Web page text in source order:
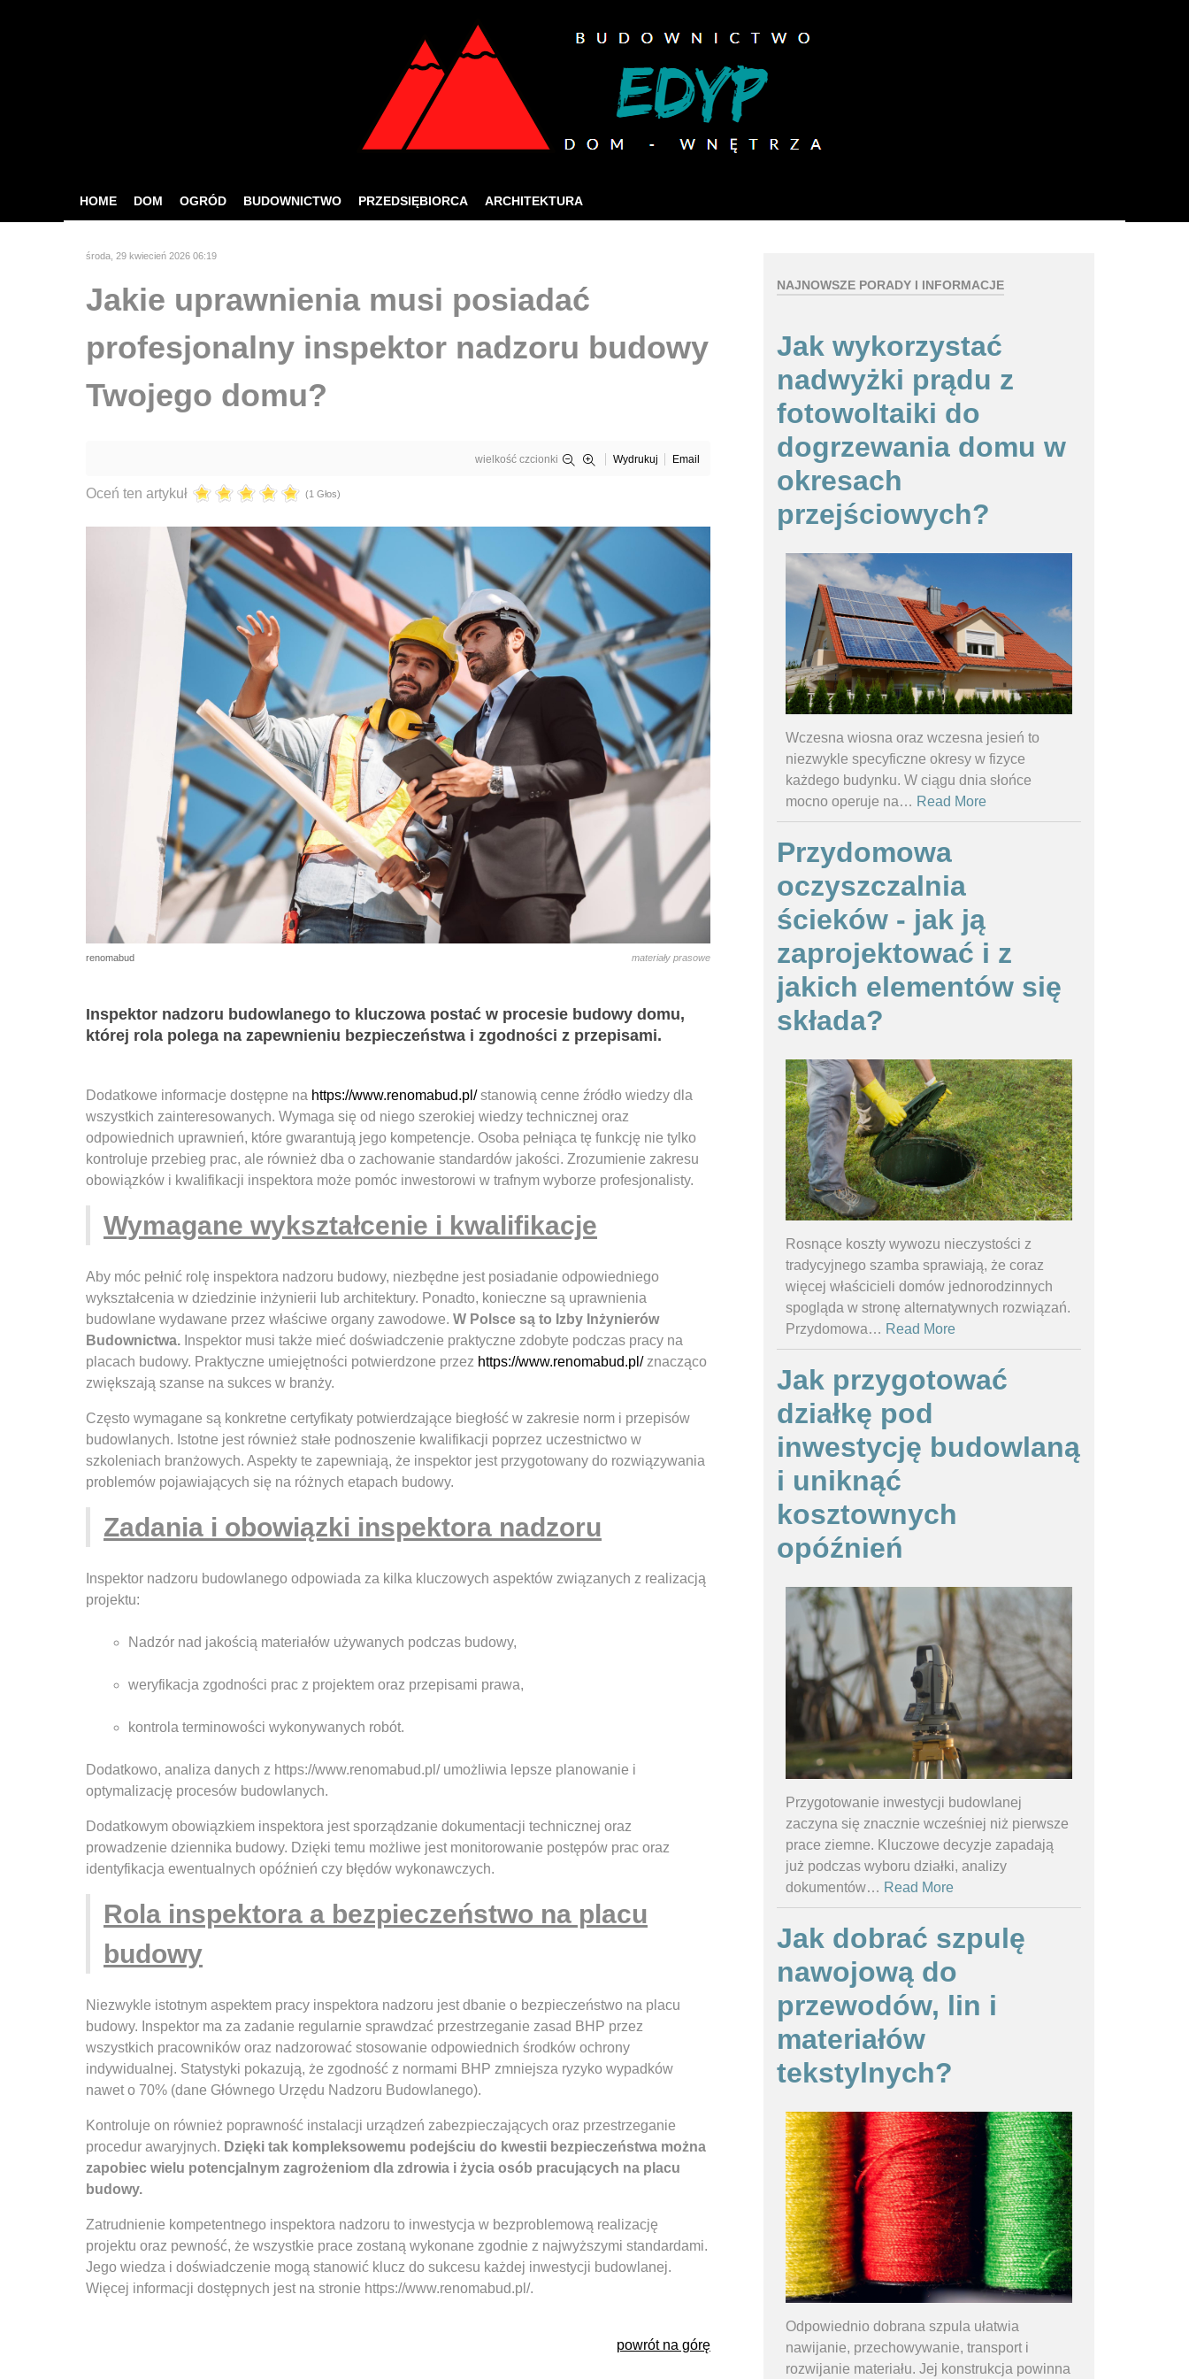
HOME DOM OGRÓD BUDOWNICTWO PRZEDSIĘBIORCA ARCHITEKTURA
środa, 29 kwiecień 2026 06:19
Jakie uprawnienia musi posiadać
profesjonalny inspektor nadzoru budowy
Twojego domu?
wielkość czcionki Wydrukuj Email
Oceń ten artykuł (1 Głos)
renomabud materiały prasowe
Inspektor nadzoru budowlanego to kluczowa postać w procesie budowy domu,
której rola polega na zapewnieniu bezpieczeństwa i zgodności z przepisami.
Dodatkowe informacje dostępne na https://www.renomabud.pl/stanowią cenne źródło wiedzy dla
wszystkich zainteresowanych. Wymaga się od niego szerokiej wiedzy technicznej oraz
odpowiednich uprawnień, które gwarantują jego kompetencje. Osoba pełniąca tę funkcję nie tylko
kontroluje przebieg prac, ale również dba o zachowanie standardów jakości. Zrozumienie zakresu
obowiązków i kwalifikacji inspektora może pomóc inwestorowi w trafnym wyborze profesjonalisty.
Wymagane wykształcenie i kwalifikacje
Aby móc pełnić rolę inspektora nadzoru budowy, niezbędne jest posiadanie odpowiedniego
wykształcenia w dziedzinie inżynierii lub architektury. Ponadto, konieczne są uprawnienia
budowlane wydawane przez właściwe organy zawodowe. W Polsce są to Izby Inżynierów
Budownictwa. Inspektor musi także mieć doświadczenie praktyczne zdobyte podczas pracy na
placach budowy. Praktyczne umiejętności potwierdzone przez https://www.renomabud.pl/znacząco
zwiększają szanse na sukces w branży.
Często wymagane są konkretne certyfikaty potwierdzające biegłość w zakresie norm i przepisów
budowlanych. Istotne jest również stałe podnoszenie kwalifikacji poprzez uczestnictwo w
szkoleniach branżowych. Aspekty te zapewniają, że inspektor jest przygotowany do rozwiązywania
problemów pojawiających się na różnych etapach budowy.
Zadania i obowiązki inspektora nadzoru
Inspektor nadzoru budowlanego odpowiada za kilka kluczowych aspektów związanych z realizacją
projektu:
Nadzór nad jakością materiałów używanych podczas budowy,
weryfikacja zgodności prac z projektem oraz przepisami prawa,
kontrola terminowości wykonywanych robót.
Dodatkowo, analiza danych z https://www.renomabud.pl/ umożliwia lepsze planowanie i
optymalizację procesów budowlanych.
Dodatkowym obowiązkiem inspektora jest sporządzanie dokumentacji technicznej oraz
prowadzenie dziennika budowy. Dzięki temu możliwe jest monitorowanie postępów prac oraz
identyfikacja ewentualnych opóźnień czy błędów wykonawczych.
Rola inspektora a bezpieczeństwo na placu
budowy
Niezwykle istotnym aspektem pracy inspektora nadzoru jest dbanie o bezpieczeństwo na placu
budowy. Inspektor ma za zadanie regularnie sprawdzać przestrzeganie zasad BHP przez
wszystkich pracowników oraz nadzorować stosowanie odpowiednich środków ochrony
indywidualnej. Statystyki pokazują, że zgodność z normami BHP zmniejsza ryzyko wypadków
nawet o 70% (dane Głównego Urzędu Nadzoru Budowlanego).
Kontroluje on również poprawność instalacji urządzeń zabezpieczających oraz przestrzeganie
procedur awaryjnych. Dzięki tak kompleksowemu podejściu do kwestii bezpieczeństwa można
zapobiec wielu potencjalnym zagrożeniom dla zdrowia i życia osób pracujących na placu
budowy.
Zatrudnienie kompetentnego inspektora nadzoru to inwestycja w bezproblemową realizację
projektu oraz pewność, że wszystkie prace zostaną wykonane zgodnie z najwyższymi standardami.
Jego wiedza i doświadczenie mogą stanowić klucz do sukcesu każdej inwestycji budowlanej.
Więcej informacji dostępnych jest na stronie https://www.renomabud.pl/.
powrót na górę
NAJNOWSZE PORADY I INFORMACJE
Jak wykorzystać
nadwyżki prądu z
fotowoltaiki do
dogrzewania domu w
okresach
przejściowych?
Wczesna wiosna oraz wczesna jesień to
niezwykle specyficzne okresy w fizyce
każdego budynku. W ciągu dnia słońce
mocno operuje na… Read More
Przydomowa
oczyszczalnia
ścieków - jak ją
zaprojektować i z
jakich elementów się
składa?
Rosnące koszty wywozu nieczystości z
tradycyjnego szamba sprawiają, że coraz
więcej właścicieli domów jednorodzinnych
spogląda w stronę alternatywnych rozwiązań.
Przydomowa… Read More
Jak przygotować
działkę pod
inwestycję budowlaną
i uniknąć
kosztownych
opóźnień
Przygotowanie inwestycji budowlanej
zaczyna się znacznie wcześniej niż pierwsze
prace ziemne. Kluczowe decyzje zapadają
już podczas wyboru działki, analizy
dokumentów… Read More
Jak dobrać szpulę
nawojową do
przewodów, lin i
materiałów
tekstylnych?
Odpowiednio dobrana szpula ułatwia
nawijanie, przechowywanie, transport i
rozwijanie materiału. Jej konstrukcja powinna
Jeśli korzystasz z naszej strony internetowej, wyrażasz zgodę na używanie naszych plików cookies.
Rozumiem